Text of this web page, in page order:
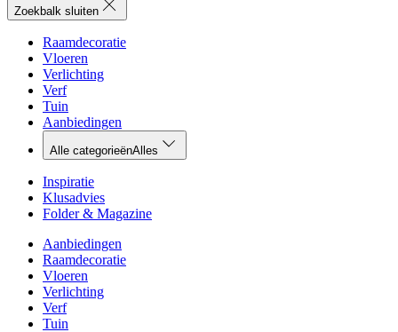
Zoekbalk sluiten
Raamdecoratie
Vloeren
Verlichting
Verf
Tuin
Aanbiedingen
Alle categorieënAlles
Inspiratie
Klusadvies
Folder & Magazine
Aanbiedingen
Raamdecoratie
Vloeren
Verlichting
Verf
Tuin